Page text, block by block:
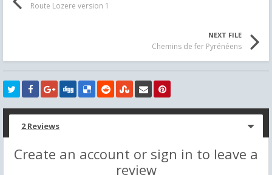
Route Lozere version 1
NEXT FILE
Chemins de fer Pyrénéens
2 Reviews
Create an account or sign in to leave a
review